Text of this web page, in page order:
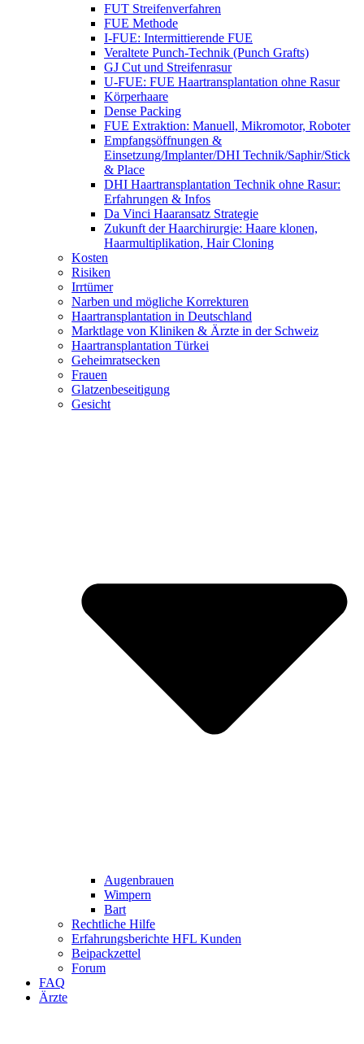
FUT Streifenverfahren
FUE Methode
I-FUE: Intermittierende FUE
Veraltete Punch-Technik (Punch Grafts)
GJ Cut und Streifenrasur
U-FUE: FUE Haartransplantation ohne Rasur
Körperhaare
Dense Packing
FUE Extraktion: Manuell, Mikromotor, Roboter
Empfangsöffnungen &
Einsetzung/Implanter/DHI Technik/Saphir/Stick
& Place
DHI Haartransplantation Technik ohne Rasur:
Erfahrungen & Infos
Da Vinci Haaransatz Strategie
Zukunft der Haarchirurgie: Haare klonen,
Haarmultiplikation, Hair Cloning
Kosten
Risiken
Irrtümer
Narben und mögliche Korrekturen
Haartransplantation in Deutschland
Marktlage von Kliniken & Ärzte in der Schweiz
Haartransplantation Türkei
Geheimratsecken
Frauen
Glatzenbeseitigung
Gesicht
Augenbrauen
Wimpern
Bart
Rechtliche Hilfe
Erfahrungsberichte HFL Kunden
Beipackzettel
Forum
FAQ
Ärzte